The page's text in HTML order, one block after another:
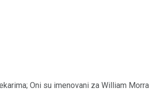
Oni su imenovani za William